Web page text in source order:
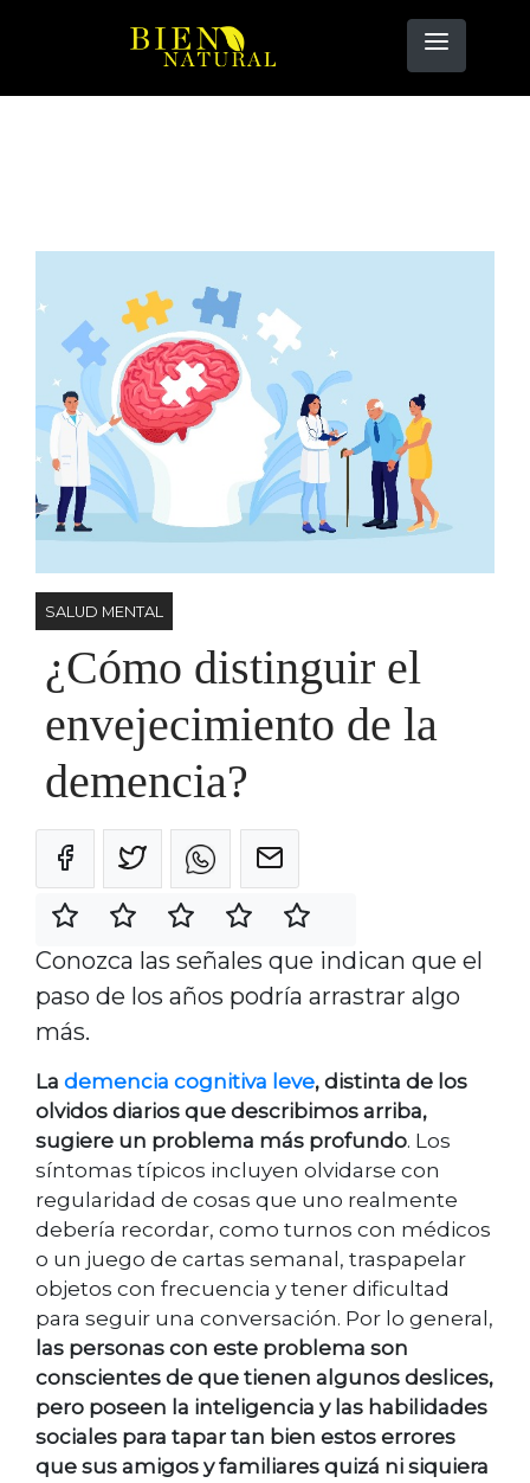
SALUD MENTAL
¿Cómo distinguir el
envejecimiento de la
demencia?
Conozca las señales que indican que el
paso de los años podría arrastrar algo
más.
La demencia cognitiva leve, distinta de los
olvidos diarios que describimos arriba,
sugiere un problema más profundo. Los
síntomas típicos incluyen olvidarse con
regularidad de cosas que uno realmente
debería recordar, como turnos con médicos
o un juego de cartas semanal, traspapelar
objetos con frecuencia y tener dificultad
para seguir una conversación. Por lo general,
las personas con este problema son
conscientes de que tienen algunos deslices,
pero poseen la inteligencia y las habilidades
sociales para tapar tan bien estos errores
que sus amigos y familiares quizá ni siquiera